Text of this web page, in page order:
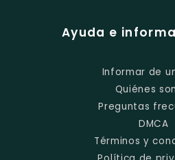
Ayuda e
Informar de
Quiénes
Preguntas
DMCA
Términos y